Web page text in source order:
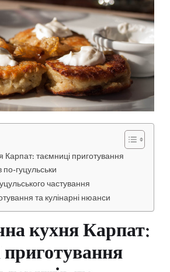
Карпат: таємниці приготування
по-гуцульськи
частування
та кулінарні нюанси
кухня Карпат: